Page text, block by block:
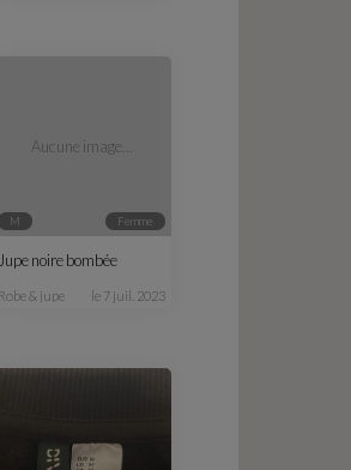
Aucune image...
M femme
Jupe noire bombée
robe & jupe le 7 juil. 2023